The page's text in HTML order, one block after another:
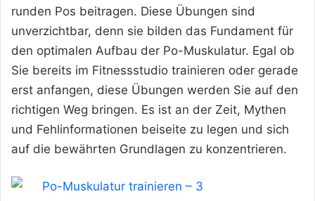
runden Pos beitragen. Diese Übungen sind
unverzichtbar, denn sie bilden das Fundament für
den optimalen Aufbau der Po-Muskulatur. Egal ob
Sie bereits im Fitnessstudio trainieren oder gerade
erst anfangen, diese Übungen werden Sie auf den
richtigen Weg bringen. Es ist an der Zeit, Mythen
und Fehlinformationen beiseite zu legen und sich
auf die bewährten Grundlagen zu konzentrieren.